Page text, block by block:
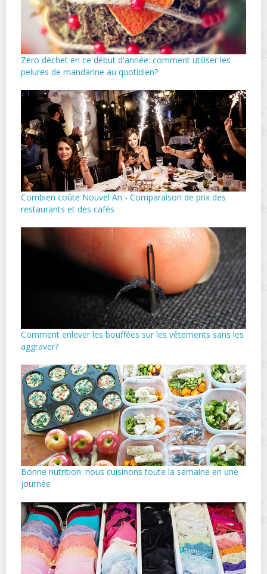
Zéro déchet en ce début d'année: comment utiliser les
pelures de mandarine au quotidien?
Combien coûte Nouvel An - Comparaison de prix des
restaurants et des cafés
Comment enlever les bouffées sur les vêtements sans les
aggraver?
Bonne nutrition: nous cuisinons toute la semaine en une
journée